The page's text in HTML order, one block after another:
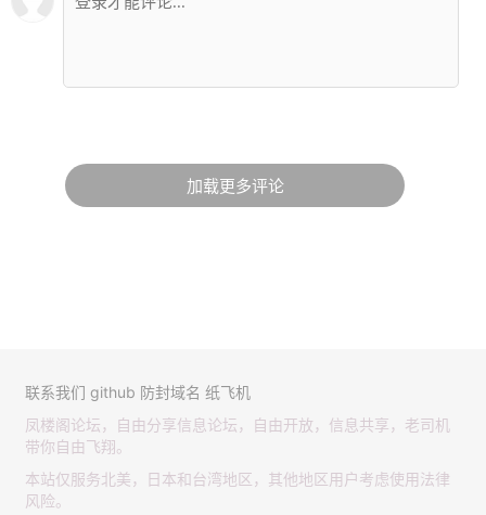
加载更多评论
联系我们 github 防封域名 纸飞机
凤楼阁论坛，自由分享信息论坛，自由开放，信息共享，老司机
带你自由飞翔。
本站仅服务北美，日本和台湾地区，其他地区用户考虑使用法律
风险。